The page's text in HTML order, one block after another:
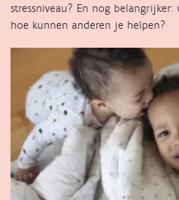
stressniveau? En nog
hoe kunnen anderen je helpen?